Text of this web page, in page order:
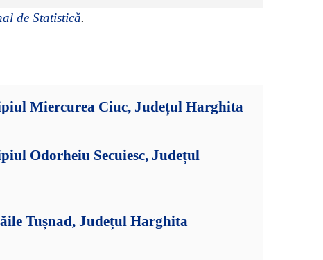
de Statistică.
Miercurea Ciuc, Județul Harghita
Odorheiu Secuiesc, Județul
Tușnad, Județul Harghita